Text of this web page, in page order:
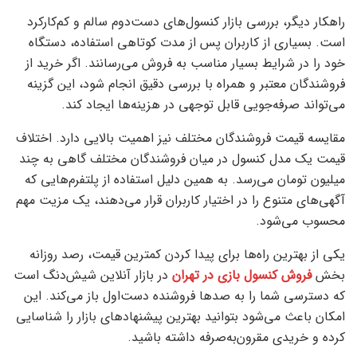
راهکار دیگر، بررسی بازار کنسول‌های دست‌دوم سالم و کم‌کارکرد
است. بسیاری از کاربران پس از مدت کوتاهی استفاده، دستگاه
خود را در شرایط بسیار مناسب به فروش می‌رسانند. اگر خرید از
فروشندگان معتبر و همراه با بررسی دقیق انجام شود، این گزینه
می‌تواند صرفه‌جویی قابل توجهی در هزینه‌ها ایجاد کند.
مقایسه قیمت فروشندگان مختلف نیز اهمیت بالایی دارد. اختلاف
قیمت یک مدل کنسول در میان فروشندگان مختلف گاهی به چند
میلیون تومان می‌رسد. به همین دلیل استفاده از پلتفرم‌هایی که
آگهی‌های متنوع را در اختیار کاربران قرار می‌دهند، یک مزیت مهم
محسوب می‌شود.
یکی از بهترین راه‌ها برای پیدا کردن کمترین قیمت، رصد روزانه
بخشفروش کنسول بازی در تهران در بازار آنلاین شیش‌دنگ است
که دسترسی شما را به صدها فروشنده دست‌اول باز می‌کند. این
امکان باعث می‌شود بتوانید بهترین پیشنهادهای بازار را شناسایی
کرده و خریدی مقرون‌به‌صرفه داشته باشید.